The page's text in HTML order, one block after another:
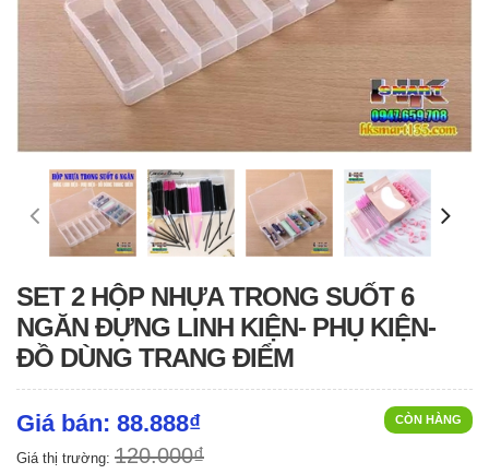
SET 2 HỘP NHỰA TRONG SUỐT 6
NGĂN ĐỰNG LINH KIỆN- PHỤ KIỆN-
ĐỒ DÙNG TRANG ĐIỂM
CÒN HÀNG
Giá bán: 88.888₫
Giá thị trường: 120.000₫